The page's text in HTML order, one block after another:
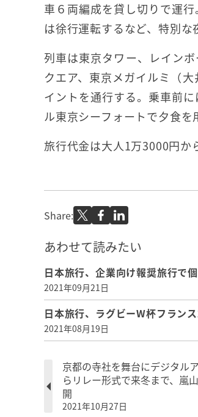
車６両編成を貸し切りで運
は徐行運転するなど、特別な
列車は東京タワー、レイン
クエア、東京メガイルミ（
イントを通行する。乗車前
ル東京シーフォートで夕食を
旅行代金は大人1万3000円か
Share:
あわせて読みたい
日本旅行、企業向け報奨旅行で
2021年09月21日
日本旅行、ラグビーW杯フラン
2021年08月19日
京都の寺社を舞台にデジタル
らリレー形式で来冬まで、嵐
開
2021年10月27日